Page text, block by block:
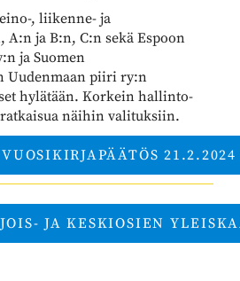
, liikenne- ja
A:n ja B:n, C:n sekä Espoon
ja Suomen
Uudenmaan piiri ry:n
hylätään. Korkein hallinto-
näihin valituksiin.
21.2.2024
JA KESKIOSIEN